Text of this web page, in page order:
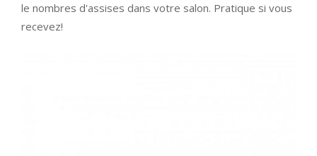
le nombres d'assises dans votre salon. Pratique si vous
recevez!